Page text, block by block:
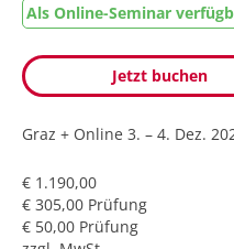
Als Online-Seminar
Jetzt buchen
Graz + Online 3. – 4. Dez.
€ 1.190,00
€ 305,00 Prüfung
€ 50,00 Prüfung